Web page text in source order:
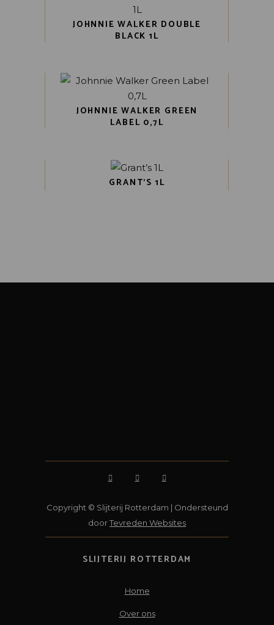
JOHNNIE WALKER DOUBLE
BLACK 1L
JOHNNIE WALKER GREEN
LABEL 0,7L
GRANT’S 1L
Copyright © Slijterij Rotterdam | Ondersteund
doorTevreden Websites
SLIJTERIJ ROTTERDAM
Home
Over ons